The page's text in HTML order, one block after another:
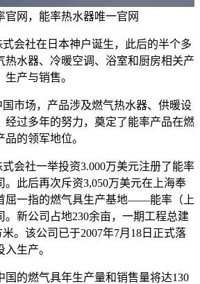
官网，能率热水器唯一官网
会社在日本神户诞生，此后的半个多
热水器、冷暖空调、浴室和厨房相关产
生产与销售。
市场，产品涉及燃气热水器、供暖设
经过多年的努力，奠定了能率产品在燃
的领军地位。
会社一举投资3.000万美元注册了能率
。此后再次斥资3,050万美元在上海奉
屈一指的燃气具生产基地——能率（上
。新公司占地230余亩，一期工程总建
。该公司已于2007年7月18日正式落
生产。
的燃气具年生产量和销售量将达130